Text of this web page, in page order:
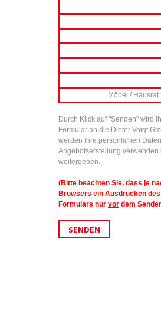
Möbel / Hausrat
Durch Klick auf "Senden" wird
Formular an die Dieter Voigt
werden Ihre persönlichen
Angebotserstellung verwenden
weitergeben.
(Bitte beachten Sie, dass je
Browsers ein Ausdrucken
Formulars nur vor dem